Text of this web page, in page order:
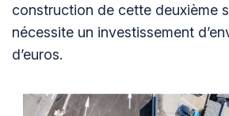
construction de cette deuxième
nécessite un investissement
d’euros.